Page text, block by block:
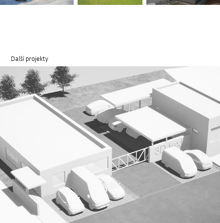
Další projekty
SÍDLO NA STATKU